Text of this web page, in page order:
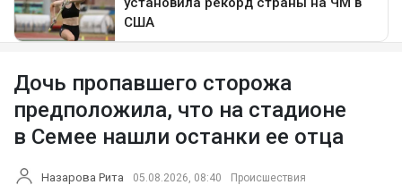
Дочь пропавшего сторожа
предположила, что на стадионе
в Семее нашли останки ее отца
Назарова Рита 05.08.2026, 08:40 Происшествия